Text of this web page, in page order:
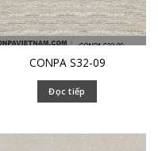
CONPA S32-09
Đọc tiếp